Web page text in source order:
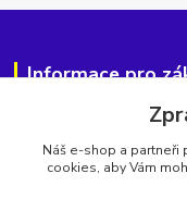
Informace pro
Jak nakupovat
Obchodní
Náš e-shop a partneři
cookies, aby Vám